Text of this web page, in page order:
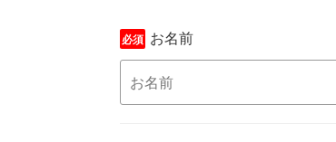
必須 お名前